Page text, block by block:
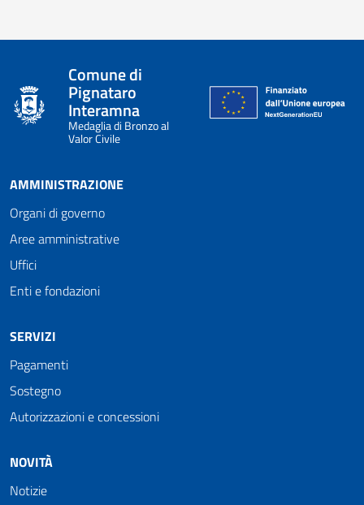
Comune di
Pignataro
Interamna
Medaglia di Bronzo al
Valor Civile
AMMINISTRAZIONE
Organi di governo
Aree amministrative
Uffici
Enti e fondazioni
SERVIZI
Pagamenti
Sostegno
Autorizzazioni e concessioni
NOVITÀ
Notizie